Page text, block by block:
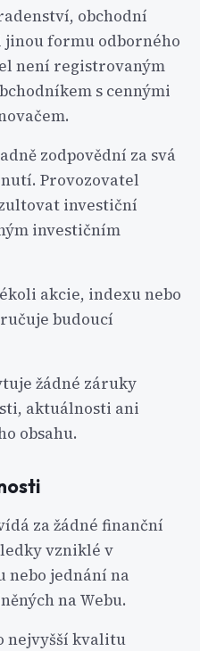
obchodní
formu odborného
není registrovaným
s cennými
zodpovědní za svá
Provozovatel
investiční
investičním
akcie, indexu nebo
budoucí
žádné záruky
aktuálnosti ani
obsahu.
za žádné finanční
vzniklé v
nebo jednání na
na Webu.
nejvyšší kvalitu